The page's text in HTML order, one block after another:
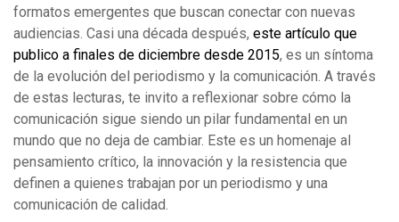
formatos emergentes que buscan conectar con nuevas
audiencias. Casi una década después, este artículo que
publico a finales de diciembre desde 2015, es un síntoma
de la evolución del periodismo y la comunicación. A través
de estas lecturas, te invito a reflexionar sobre cómo la
comunicación sigue siendo un pilar fundamental en un
mundo que no deja de cambiar. Este es un homenaje al
pensamiento crítico, la innovación y la resistencia que
definen a quienes trabajan por un periodismo y una
comunicación de calidad.